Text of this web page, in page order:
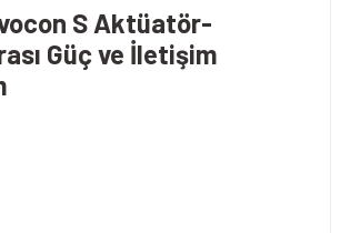
S Aktüatör-
Güç ve İletişim